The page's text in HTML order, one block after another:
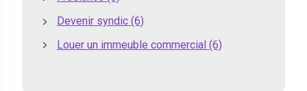
Devenir syndic (6)
Louer un immeuble commercial (6)